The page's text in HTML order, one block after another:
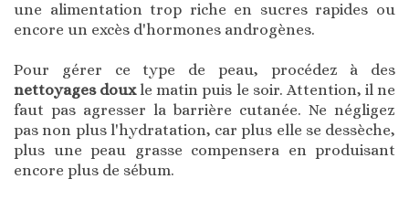
une alimentation trop riche en sucres rapides ou
encore un excès d'hormones androgènes.
Pour gérer ce type de peau, procédez à des
nettoyages douxle matin puis le soir. Attention, il ne
faut pas agresser la barrière cutanée. Ne négligez
pas non plus l'hydratation, car plus elle se dessèche,
plus une peau grasse compensera en produisant
encore plus de sébum.